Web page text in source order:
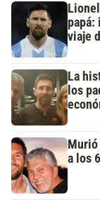
viaje
La
los
Murió
a los